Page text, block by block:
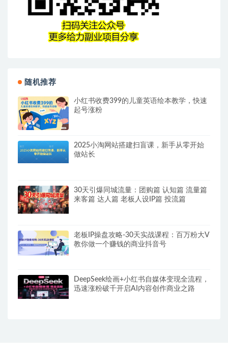
随机推荐
小红书收费399的儿童英语绘本教学，快速
起号涨粉
2025小淘网站搭建扫盲课，新手从零开始
做站长
30天引爆同城流量：团购篇 认知篇 流量篇
来客篇 达人篇 老板人设IP篇 投流篇
老板IP操盘攻略-30天实战课程：百万粉大V
教你做一个赚钱的商业抖音号
DeepSeek绘画+小红书自媒体变现全流程，
迅速涨粉破千开启AI内容创作商业之路